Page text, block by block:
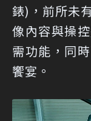
錶)，前所未
像內容與操
需功能，同
饗宴。